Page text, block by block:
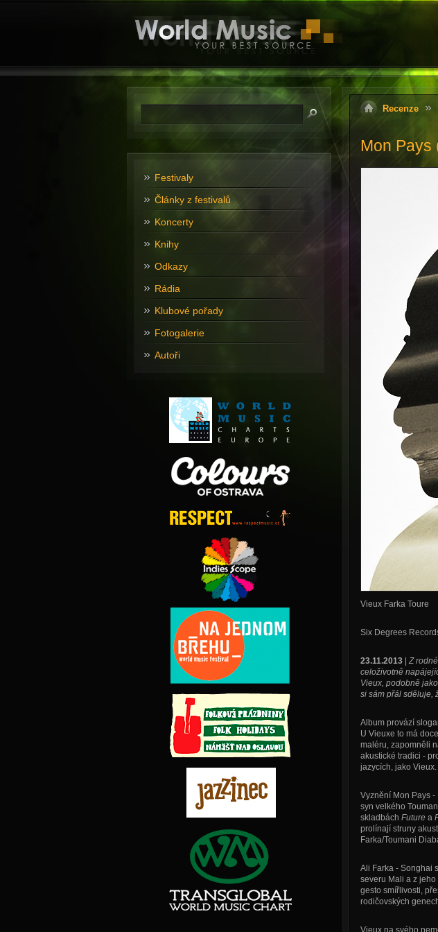
Recenze
Mon Pays
Vieux Farka Toure
Six Degrees
23.11.2013| Z
celoživotně
Vieux, podobně
si sám přál sděluje,
Album provází
U Vieuxe to má
maléru, zapomněli
akustické tradici -
jazycích, jako Vieux.
Vyznění Mon Pays
syn velkého
skladbách Futurea
prolínají struny
Farka/Toumani
Ali Farka - Songhai
severu Mali a z
gesto smířlivosti,
rodičovských
Vieux na svého
Festivaly
Články z festivalů
Koncerty
Knihy
Odkazy
Rádia
Klubové pořady
Fotogalerie
Autoři